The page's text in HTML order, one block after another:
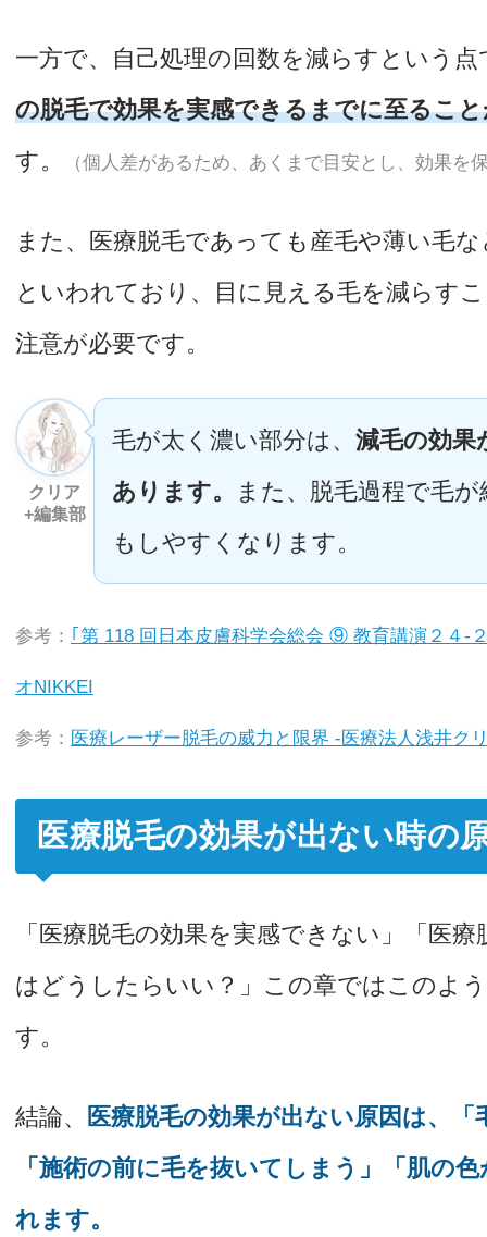
一方で、自己処理の回数を減らすという点
の脱毛で効果を実感できるまでに至るこ
す。
（個人差があるため、あくまで目安とし、効果を
また、医療脱毛であっても産毛や薄い毛
といわれており、目に見える毛を減らす
注意が必要です。
クリア
+編集部
毛が太く濃い部分は、 減毛の効果
あります。
また、脱毛過程で毛
もしやすくなります。
参考： ｢第 118 回日本皮膚科学会総会 ⑨ 教育講演２４‐
オNIKKEI
参考： 医療レーザー脱毛の威力と限界 -医療法人浅井ク
医療脱毛の効果が出ない時の
「医療脱毛の効果を実感できない」「医
はどうしたらいい？」この章ではこのよ
す。
結論、
医療脱毛の効果が出ない原因は、
「施術の前に毛を抜いてしまう」「肌の
れます。